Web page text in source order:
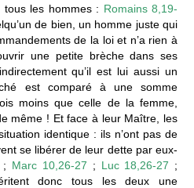
les hommes : Romains 8,19-
de bien, un homme juste qui
de la loi et n’a rien à
une petite brèche dans ses
qu’il est lui aussi un
est comparé à une somme
moins que celle de la femme,
même ! Et face à leur Maître, les
identique : ils n’ont pas de
se libérer de leur dette par eux-
; Marc 10,26-27 ; Luc 18,26-27 ;
donc tous les deux une